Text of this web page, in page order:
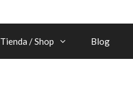
Tienda / Shop Blog